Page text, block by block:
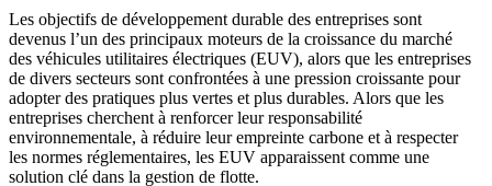
Les objectifs de développement durable des entreprises sont
devenus l’un des principaux moteurs de la croissance du marché
des véhicules utilitaires électriques (EUV), alors que les entreprises
de divers secteurs sont confrontées à une pression croissante pour
adopter des pratiques plus vertes et plus durables. Alors que les
entreprises cherchent à renforcer leur responsabilité
environnementale, à réduire leur empreinte carbone et à respecter
les normes réglementaires, les EUV apparaissent comme une
solution clé dans la gestion de flotte.